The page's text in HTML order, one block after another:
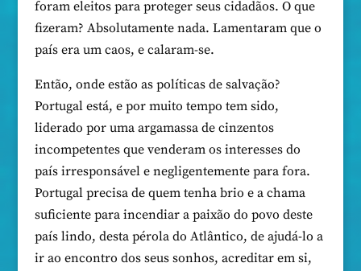
foram eleitos para proteger seus cidadãos. O que
fizeram? Absolutamente nada. Lamentaram que o
país era um caos, e calaram-se.
Então, onde estão as políticas de salvação?
Portugal está, e por muito tempo tem sido,
liderado por uma argamassa de cinzentos
incompetentes que venderam os interesses do
país irresponsável e negligentemente para fora.
Portugal precisa de quem tenha brio e a chama
suficiente para incendiar a paixão do povo deste
país lindo, desta pérola do Atlântico, de ajudá-lo a
ir ao encontro dos seus sonhos, acreditar em si,